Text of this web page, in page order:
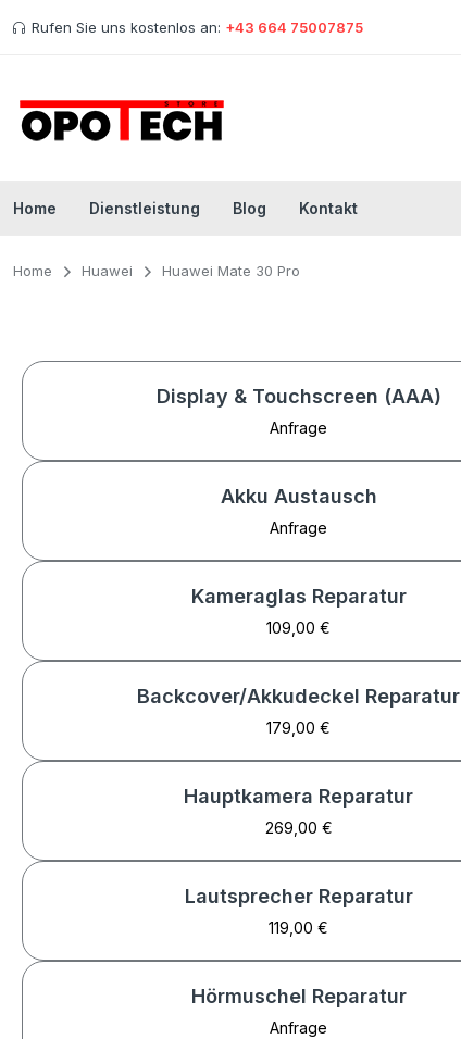
Rufen Sie uns kostenlos an: +43 664 75007875
Home Dienstleistung Blog Kontakt
Home Huawei Huawei Mate 30 Pro
Display & Touchscreen (AAA)
Anfrage
Akku Austausch
Anfrage
Kameraglas Reparatur
109,00 €
Backcover/Akkudeckel Reparatur
179,00 €
Hauptkamera Reparatur
269,00 €
Lautsprecher Reparatur
119,00 €
Hörmuschel Reparatur
Anfrage